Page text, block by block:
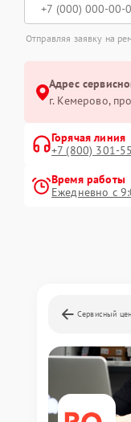
Отправляя заявку на
Адрес
г. Кемерово,
Горячая линия
+7 (800) 301-
Время работы
Ежедневно с
Сервисный